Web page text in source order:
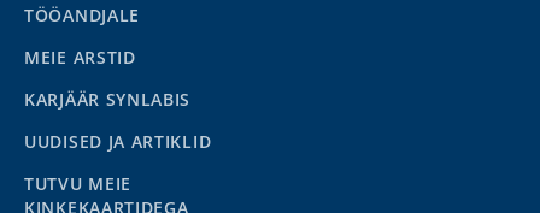
TÖÖANDJALE
MEIE ARSTID
KARJÄÄR SYNLABIS
UUDISED JA ARTIKLID
TUTVU MEIE
KINKEKAARTIDEGA